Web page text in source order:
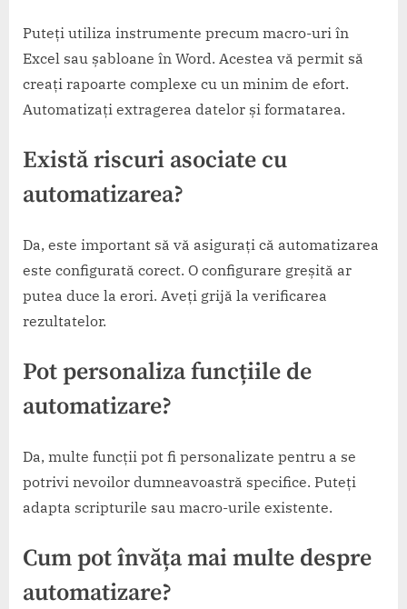
Puteți utiliza instrumente precum macro-uri în
Excel sau șabloane în Word. Acestea vă permit să
creați rapoarte complexe cu un minim de efort.
Automatizați extragerea datelor și formatarea.
Există riscuri asociate cu
automatizarea?
Da, este important să vă asigurați că automatizarea
este configurată corect. O configurare greșită ar
putea duce la erori. Aveți grijă la verificarea
rezultatelor.
Pot personaliza funcțiile de
automatizare?
Da, multe funcții pot fi personalizate pentru a se
potrivi nevoilor dumneavoastră specifice. Puteți
adapta scripturile sau macro-urile existente.
Cum pot învăța mai multe despre
automatizare?